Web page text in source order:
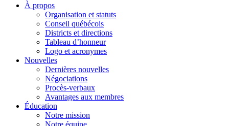
À propos
Organisation et statuts
Conseil québécois
Districts et directions
Tableau d’honneur
Logo et acronymes
Nouvelles
Dernières nouvelles
Négociations
Procès-verbaux
Avantages aux membres
Éducation
Notre mission
Notre équipe